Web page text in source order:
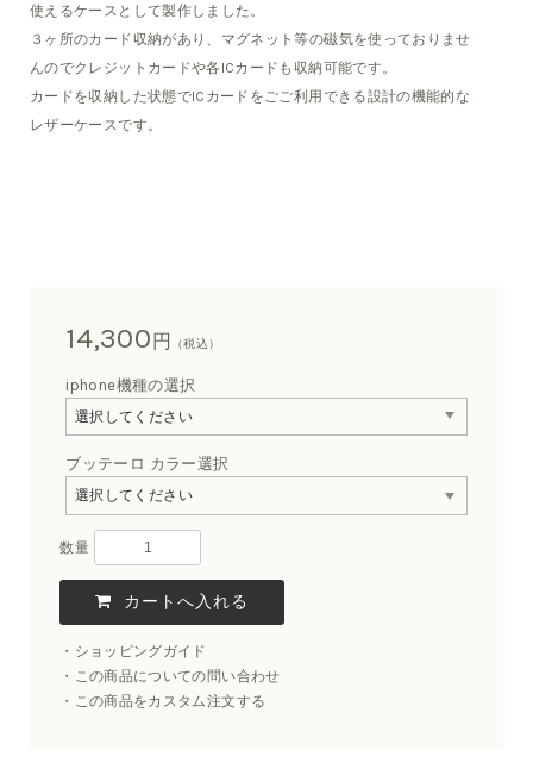
使えるケースとして製作しました。
３ヶ所のカード収納があり、マグネット等の磁気を使っておりませ
んのでクレジットカードや各ICカードも収納可能です。
カードを収納した状態でICカードをごご利用できる設計の機能的な
レザーケースです。
14,300円 （税込）
iphone機種の選択
ブッテーロ カラー選択
数量
ショッピングガイド
この商品についての問い合わせ
この商品をカスタム注文する